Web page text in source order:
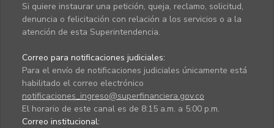
Si quiere instaurar una petición, queja, reclamo, solicitud,
denuncia o felicitación con relación a los servicios o a la
atención de esta Superintendencia.
Correo para notificaciones judiciales:
Para el envío de notificaciones judiciales únicamente está
habilitado el correo electrónico
notificaciones_ingreso@superfinanciera.gov.co
El horario de este canal es de 8:15 a.m. a 5:00 p.m.
Correo institucional: